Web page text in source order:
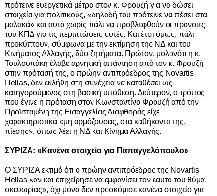
πρότεινε ευεργετικά μέτρα στον κ. Φρουζή για να δώσει
στοιχεία για πολιτικούς, «δηλαδή του πρότεινε να πέσει στα
μαλακά» και αυτό χωρίς πάλι να προβλεφθούν οι πρόνοιες
του ΚΠΔ για τις περιπτώσεις αυτές. Και έτσι όμως, πάλι
προκύπτουν, σύμφωνα με την εκτίμηση της ΝΔ και του
Κινήματος Αλλαγής, δύο ζητήματα. Πρώτον, μολονότι η κ.
Τουλουπάκη έλαβε αρνητική απάντηση από τον κ. Φρουζή
στην πρότασή της, ο πρώην αντιπρόεδρος της Novartis
Hellas, δεν εκλήθη στη συνέχεια να καταθέσει ως
κατηγορούμενος στη βασική υπόθεση. Δεύτερον, ο τρόπος
που έγινε η πρόταση στον Κωνσταντίνο Φρουζή από την
Προϊσταμένη της Εισαγγελίας Διαφθοράς είχε
χαρακτηριστικά «μη αρμόζουσας, στα καθήκοντα της,
πίεσης», όπως λέει η ΝΔ και Κίνημα Αλλαγής.
ΣΥΡΙΖΑ: «Κανένα στοιχείο για Παπαγγελόπουλο»
Ο ΣΥΡΙΖΑ εκτιμά ότι ο πρώην αντιπρόεδρος της Novartis
Hellas «αν και επιχείρησε να εμφανίσει τον εαυτό του θύμα
σκευωρίας», όχι μόνο δεν προσκόμισε κανένα στοιχείο για